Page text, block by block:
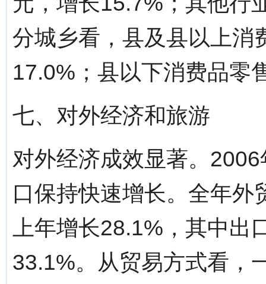
分城乡看，县及县以上消
17.0%；县以下消费品零
七、对外经济和旅游
对外经济成效显著。
口保持快速增长。全年
上年增长28.1%，其中
33.1%。从贸易方式看，